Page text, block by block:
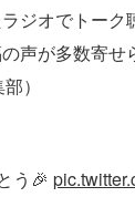
ジオでトーク
声が多数寄せ
）
う🎉